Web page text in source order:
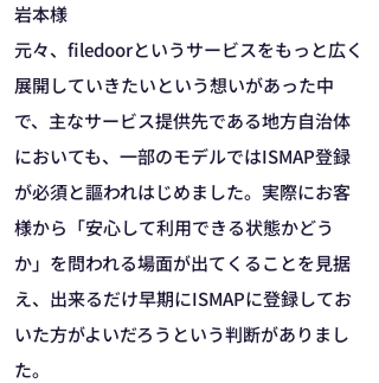
岩本様
元々、filedoorというサービスをもっと広く
展開していきたいという想いがあった中
で、主なサービス提供先である地方自治体
においても、一部のモデルではISMAP登録
が必須と謳われはじめました。実際にお客
様から「安心して利用できる状態かどう
か」を問われる場面が出てくることを見据
え、出来るだけ早期にISMAPに登録してお
いた方がよいだろうという判断がありまし
た。